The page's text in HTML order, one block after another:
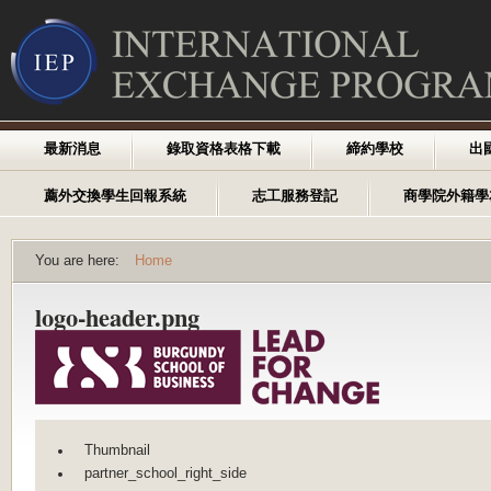
最新消息 錄取資格表格下載 締約學校 出
薦外交換學生回報系統 志工服務登記 商學院外籍
You are here: Home
logo-header.png
Thumbnail
partner_school_right_side